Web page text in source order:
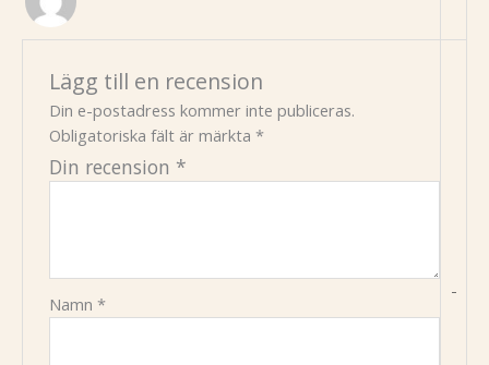
-
Lägg till en recension
Din e-postadress kommer inte publiceras.
Obligatoriska fält är märkta*
Din recension *
Namn*